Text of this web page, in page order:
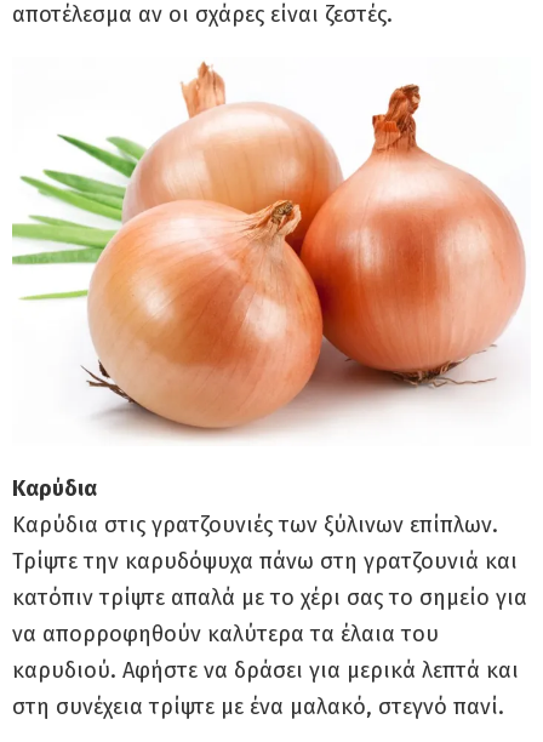
αποτέλεσμα αν οι σχάρες είναι ζεστές.
Καρύδια
Καρύδια στις γρατζουνιές των ξύλινων επίπλων.
Τρίψτε την καρυδόψυχα πάνω στη γρατζουνιά και
κατόπιν τρίψτε απαλά με το χέρι σας το σημείο για
να απορροφηθούν καλύτερα τα έλαια του
καρυδιού. Αφήστε να δράσει για μερικά λεπτά και
στη συνέχεια τρίψτε με ένα μαλακό, στεγνό πανί.